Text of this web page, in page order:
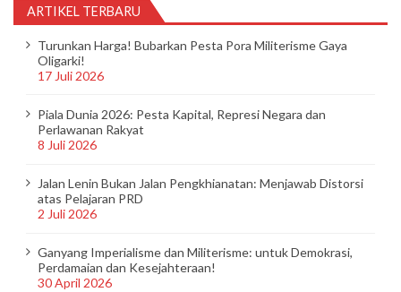
ARTIKEL TERBARU
Turunkan Harga! Bubarkan Pesta Pora Militerisme Gaya
Oligarki!
17 Juli 2026
Piala Dunia 2026: Pesta Kapital, Represi Negara dan
Perlawanan Rakyat
8 Juli 2026
Jalan Lenin Bukan Jalan Pengkhianatan: Menjawab Distorsi
atas Pelajaran PRD
2 Juli 2026
Ganyang Imperialisme dan Militerisme: untuk Demokrasi,
Perdamaian dan Kesejahteraan!
30 April 2026